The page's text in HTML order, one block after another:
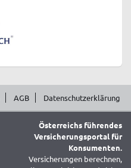
AGB Datenschutzerklärung
Österreichs führendes
Versicherungsportal für
Konsumenten.
Versicherungen berechnen,